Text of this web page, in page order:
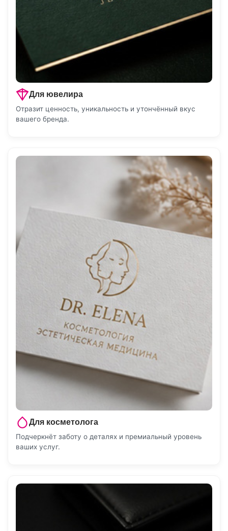
Для ювелира
Отразит ценность, уникальность и утончённый вкус
вашего бренда.
Для косметолога
Подчеркнёт заботу о деталях и премиальный уровень
ваших услуг.